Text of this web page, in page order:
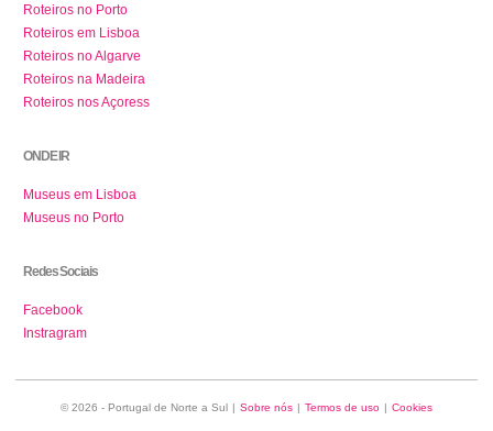
Roteiros no Porto
Roteiros em Lisboa
Roteiros no Algarve
Roteiros na Madeira
Roteiros nos Açoress
ONDE IR
Museus em Lisboa
Museus no Porto
Redes Sociais
Facebook
Instragram
© 2026 - Portugal de Norte a Sul | Sobre nós | Termos de uso | Cookies